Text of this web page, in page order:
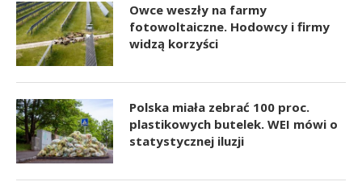
Owce weszły na farmy
fotowoltaiczne. Hodowcy i firmy
widzą korzyści
Polska miała zebrać 100 proc.
plastikowych butelek. WEI mówi o
statystycznej iluzji